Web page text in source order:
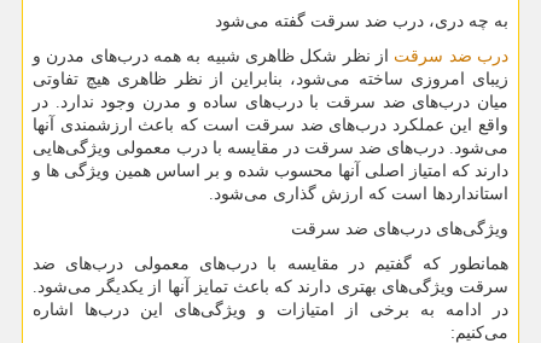
به چه دری، درب ضد سرقت گفته می‌شود
درب ضد سرقت از نظر شکل ظاهری شبیه به همه درب‌های مدرن و
زیبای امروزی ساخته می‌شود، بنابراین از نظر ظاهری هیچ تفاوتی
میان درب‌های ضد سرقت با درب‌های ساده و مدرن وجود ندارد. در
واقع این عملکرد درب‌های ضد سرقت است که باعث ارزشمندی آنها
می‌شود. درب‌های ضد سرقت در مقایسه با درب معمولی ویژگی‌هایی
دارند که امتیاز اصلی آنها محسوب شده و بر اساس همین ویژگی ها و
استانداردها است که ارزش گذاری می‌شود.
ویژگی‌های درب‌های ضد سرقت
همانطور که گفتیم در مقایسه با درب‌های معمولی درب‌های ضد
سرقت ویژگی‌های بهتری دارند که باعث تمایز آنها از یکدیگر می‌شود.
در ادامه به برخی از امتیازات و ویژگی‌های این درب‌ها اشاره
می‌کنیم: